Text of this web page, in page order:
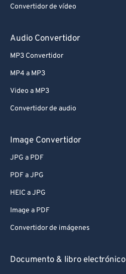
Convertidor de vídeo
Audio Convertidor
MP3 Convertidor
MP4 a MP3
Video a MP3
Convertidor de audio
Image Convertidor
JPG a PDF
PDF a JPG
HEIC a JPG
Image a PDF
Convertidor de imágenes
Documento & libro electrónico